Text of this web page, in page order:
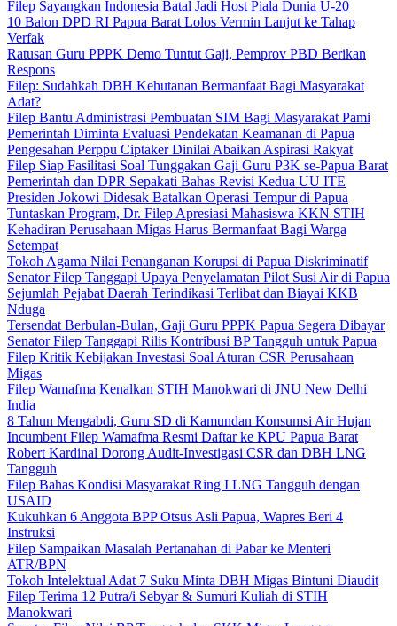
Filep Sayangkan Indonesia Batal Jadi Host Piala Dunia U-20
10 Balon DPD RI Papua Barat Lolos Vermin Lanjut ke Tahap
Verfak
Ratusan Guru PPPK Demo Tuntut Gaji, Pemprov PBD Berikan
Respons
Filep: Sudahkah DBH Kehutanan Bermanfaat Bagi Masyarakat
Adat?
Filep Bantu Administrasi Pembuatan SIM Bagi Masyarakat Pami
Pemerintah Diminta Evaluasi Pendekatan Keamanan di Papua
Pengesahan Perppu Ciptaker Dinilai Abaikan Aspirasi Rakyat
Filep Siap Fasilitasi Soal Tunggakan Gaji Guru P3K se-Papua Barat
Pemerintah dan DPR Sepakati Bahas Revisi Kedua UU ITE
Presiden Jokowi Didesak Batalkan Operasi Tempur di Papua
Tuntaskan Program, Dr. Filep Apresiasi Mahasiswa KKN STIH
Kehadiran Perusahaan Migas Harus Bermanfaat Bagi Warga
Setempat
Tokoh Agama Nilai Penanganan Korupsi di Papua Diskriminatif
Senator Filep Tanggapi Upaya Penyelamatan Pilot Susi Air di Papua
Sejumlah Pejabat Daerah Terindikasi Terlibat dan Biayai KKB
Nduga
Tersendat Berbulan-Bulan, Gaji Guru PPPK Papua Segera Dibayar
Senator Filep Tanggapi Rilis Kontribusi BP Tangguh untuk Papua
Filep Kritik Kebijakan Investasi Soal Aturan CSR Perusahaan
Migas
Filep Wamafma Kenalkan STIH Manokwari di JNU New Delhi
India
8 Tahun Mengabdi, Guru SD di Kamundan Konsumsi Air Hujan
Incumbent Filep Wamafma Resmi Daftar ke KPU Papua Barat
Robert Kardinal Dorong Audit-Investigasi CSR dan DBH LNG
Tangguh
Filep Bahas Kondisi Masyarakat Ring I LNG Tangguh dengan
USAID
Kukuhkan 6 Anggota BPP Otsus Asli Papua, Wapres Beri 4
Instruksi
Filep Sampaikan Masalah Pertanahan di Pabar ke Menteri
ATR/BPN
Tokoh Intelektual Adat 7 Suku Minta DBH Migas Bintuni Diaudit
Filep Terima 12 Putra/i Sebyar & Sumuri Kuliah di STIH
Manokwari